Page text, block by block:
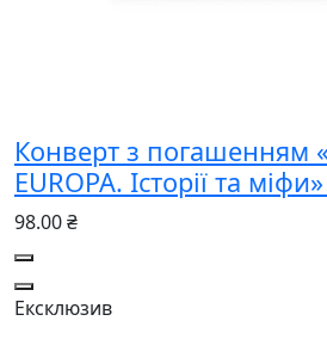
Конверт з погашенням
EUROPA. Історії та
98.00 ₴
Ексклюзив